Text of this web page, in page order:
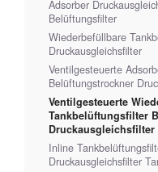
Adsorber
Belüftungsfilter
Wiederbefüllbare
Druckausgleichsfilter
Ventilgesteuerte
Belüftungstrockner
Ventilgesteuerte
Tankbelüftungsfilter
Druckausgleichsfilter
Inline
Druckausgleichsfilter